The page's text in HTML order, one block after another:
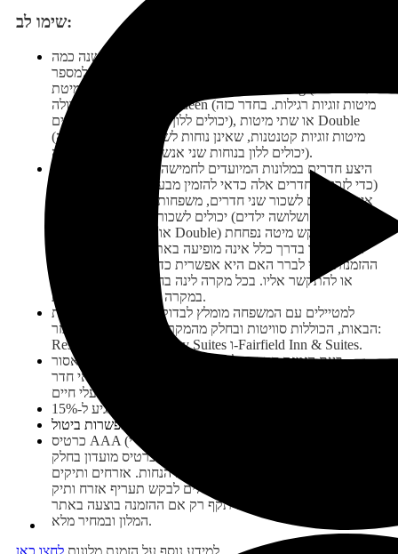
שימו לב:
כשמזמינים חדר במלון בארה"ב, בדרך כלל לא משנה כמה
אנשים ילונו בחדר. המחיר הוא לחדר, ללא התייחסות למספר
האנשים. חדרי המלונות כוללים לרוב מיטת King (מיטה זוגית
גדולה), או שתי מיטות Queen (מיטות זוגיות רגילות. בחדר כזה
יכולים ללון בנוחות ארבעה אנשים), או שתי מיטות Double
(מיטות זוגיות קטנטנות, שאינן נוחות לשני אנשים. בחדר כזה
יכולים ללון בנוחות שני אנשים, ובדוחק – ארבעה).
היצע חדרים במלונות המיועדים לחמישה או שישה איש מוגבל
(כדי לזכות בחדרים אלה כדאי להזמין מבעוד מועד). על כן, אם
אינכם רוצים לשכור שני חדרים, משפחות של חמישה איש (זוג
הורים ושלושה ילדים) יכולים לשכור חדר ובו שתי מיטות
ההזמנות וכדי לברר האם היא אפשרית כדאי לשלוח מייל למלון
או להתקשר אליו. בכל מקרה לינה בחדר אחד ולא בשניים
במקרה זה תוזיל מאוד עלויות.
למטיילים עם המשפחה מומלץ לבדוק את רשתות המלונות
הבאות, הכוללות סוויטות ובחלק מהמקרים אף מטבחון מאובזר:
Residence Inn ,Embassy Suites ו-Fairfield Inn & Suites.
בעת הזמנת חדר במלון כדאי לבקש בפירוש חדר שאסור
להכניס אליו כלבים. גם אוהבי כלבים יעדיפו קרוב לוודאי חדר
כרטיס AAA (ניתן לעשות בממס"י) מקנה 10% הנחנה במרבית
מלונות ארה"ב וקנדה. אפשר גם לעשות כרטיס מועדון בחלק
מהרשתות (ללא עלות) שגם הוא מקנה הנחות. אזרחים ותיקים
יכולים לבקש תעריף אזרח ותיק (Senior Rate) וכך לזכות
בהנחה – כל האמור לעיל תקף רק אם ההזמנה בוצעה באתר
המלון ובמחיר מלא.
למידע נוסף על הזמנת מלונות לחצו כאן